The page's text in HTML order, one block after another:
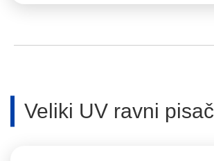
Veliki UV ravni pisač